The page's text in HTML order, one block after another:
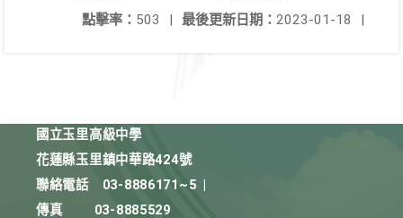
最後更新日期： 2023-01-18 |
點擊率： 503 |
國立玉里高級中學
花蓮縣玉里鎮中華路424號
聯絡電話
03-8886171~5
傳真
03-8885529